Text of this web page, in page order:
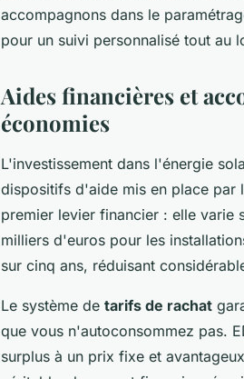
accompagnons dans le
pour un suivi personnalisé tout au
Aides financières et
économies
L'investissement dans l'énergie
dispositifs d'aide mis en place par
premier levier financier : elle varie
milliers d'euros pour les
sur cinq ans, réduisant
Le système de tarifs de rachat
que vous n'autoconsommez pas.
surplus à un prix fixe et